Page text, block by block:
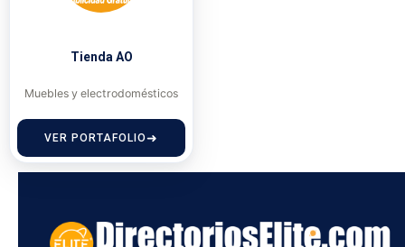
Tienda AO
Muebles y electrodomésticos
VER PORTAFOLIO